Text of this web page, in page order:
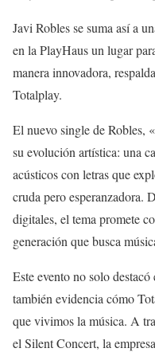
Javi Robles se suma así a
en la PlayHaus un lugar
manera innovadora,
Totalplay.
El nuevo single de Robles,
su evolución artística: una
acústicos con letras que
cruda pero esperanzadora.
digitales, el tema promete
generación que busca
Este evento no solo
también evidencia cómo
que vivimos la música. A
el Silent Concert, la